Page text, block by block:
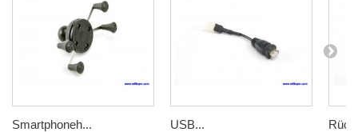
Smartphoneh... USB...